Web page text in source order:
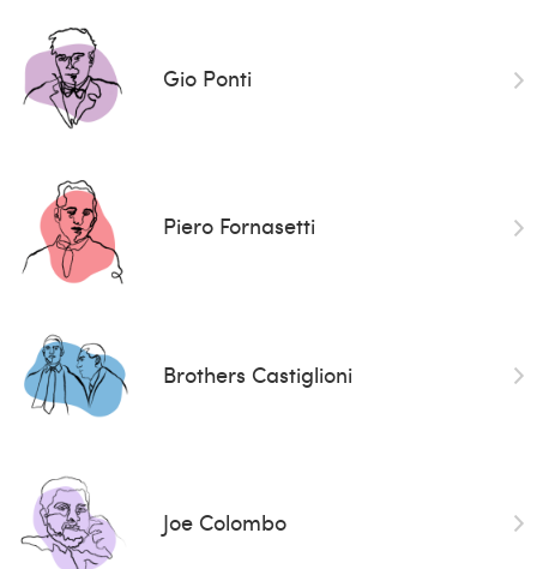
Gio Ponti
Piero Fornasetti
Brothers Castiglioni
Joe Colombo